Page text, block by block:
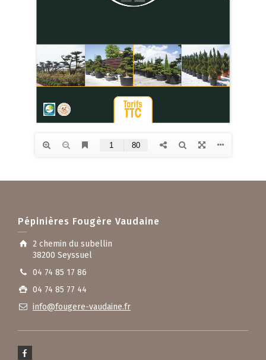
Pépinières Fougère Vaudaine
2 chemin du subellin
38200 Seyssuel
04 74 85 17 86
04 74 85 77 44
info@fougere-vaudaine.fr